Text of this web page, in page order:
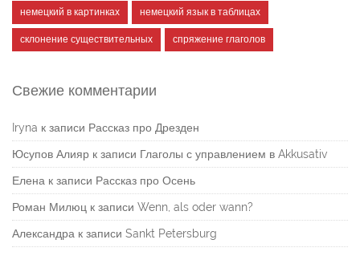
немецкий в картинках немецкий язык в таблицах
склонение существительных спряжение глаголов
Свежие комментарии
Iryna к записи Рассказ про Дрезден
Юсупов Алияр к записи Глаголы с управлением в Akkusativ
Елена к записи Рассказ про Осень
Роман Милюц к записи Wenn, als oder wann?
Александра к записи Sankt Petersburg